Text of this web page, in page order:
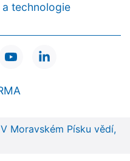
a technologie
V Moravském Písku vědí,